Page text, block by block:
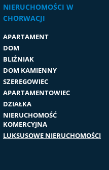
NIERUCHOMOŚCI W
CHORWACJI
APARTAMENT
DOM
BLIŹNIAK
DOM KAMIENNY
SZEREGOWIEC
APARTAMENTOWIEC
DZIAŁKA
NIERUCHOMOŚĆ
KOMERCYJNA
LUKSUSOWE NIERUCHOMOŚCI